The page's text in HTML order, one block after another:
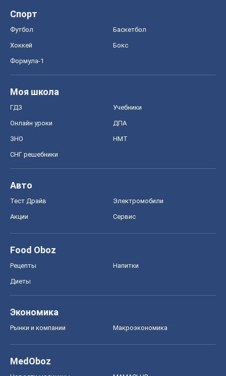
Спорт
Футбол Баскетбол
Хоккей Бокс
Формула-1
Моя школа
ГДЗ Учебники
Онлайн уроки ДПА
ЗНО НМТ
СНГ решебники
Авто
Тест Драйв Электромобили
Акции Сервис
Food Oboz
Рецепты Напитки
Диеты
Экономика
Рынки и компании Mакроэкономика
MedOboz